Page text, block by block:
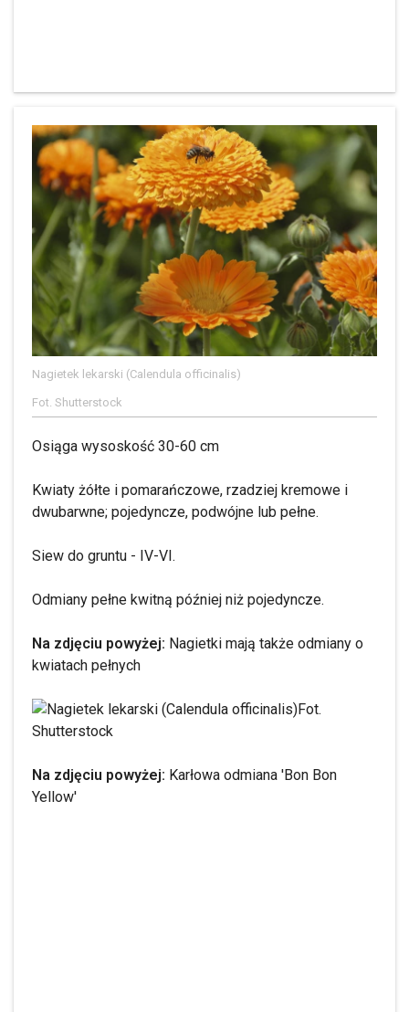
Nagietek lekarski (Calendula officinalis)
Fot. Shutterstock
Osiąga wysoskość 30-60 cm
Kwiaty żółte i pomarańczowe, rzadziej kremowe i
dwubarwne; pojedyncze, podwójne lub pełne.
Siew do gruntu - IV-VI.
Odmiany pełne kwitną później niż pojedyncze.
Na zdjęciu powyżej: Nagietki mają także odmiany o
kwiatach pełnych
Fot.
Shutterstock
Na zdjęciu powyżej: Karłowa odmiana 'Bon Bon
Yellow'